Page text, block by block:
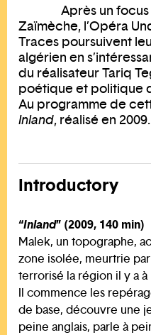
Après un
Zaïmèche, l’Opéra
Traces poursuivent
algérien en
du réalisateur Tariq
poétique et politique
Au programme de
Inland, réalisé en 2009.
Introductory
“Inland” (2009, 140 min)
Malek, un topographe,
zone isolée, meurtrie
terrorisé la région il y a à
Il commence les
de base, découvre une
peine anglais, parle à